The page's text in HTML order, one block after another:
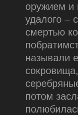
оружием и
удалого –
смертью
называли
потом